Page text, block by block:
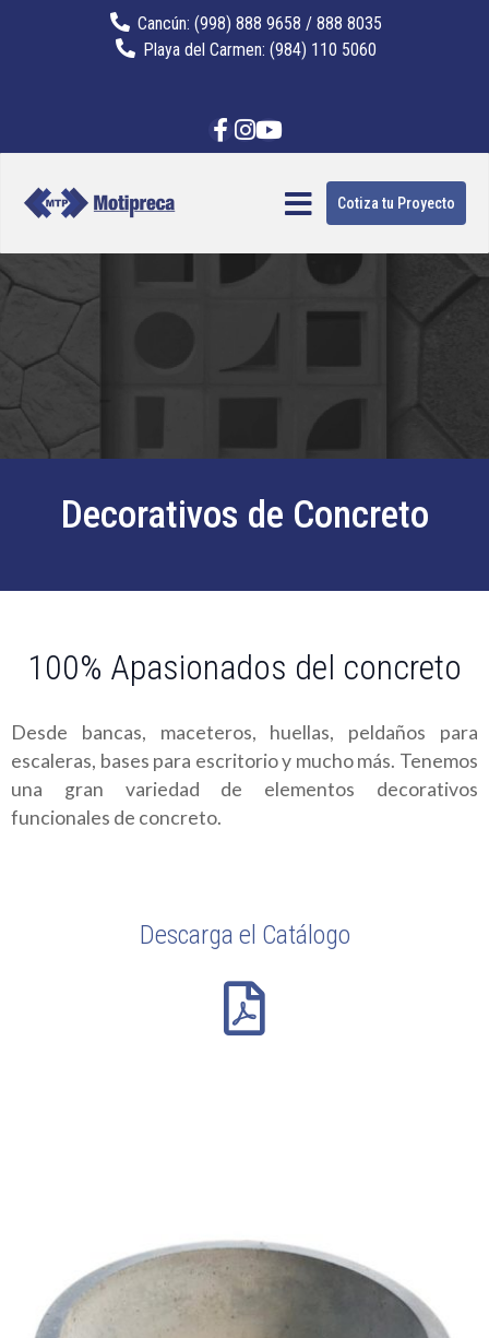
Cancún: (998) 888 9658 / 888 8035
Playa del Carmen: (984) 110 5060
Cotiza tu Proyecto
Decorativos de Concreto
100% Apasionados del concreto
Desde bancas, maceteros, huellas, peldaños para
escaleras, bases para escritorio y mucho más. Tenemos
una gran variedad de elementos decorativos
funcionales de concreto.
Descarga el Catálogo